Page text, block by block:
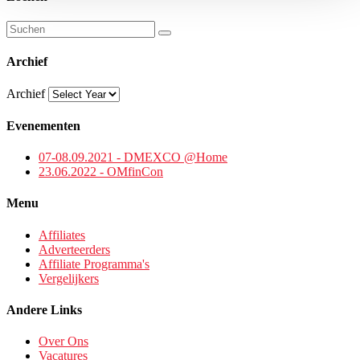
Archief
Archief
Evenementen
07-08.09.2021 - DMEXCO @Home
23.06.2022 - OMfinCon
Menu
Affiliates
Adverteerders
Affiliate Programma's
Vergelijkers
Andere Links
Over Ons
Vacatures